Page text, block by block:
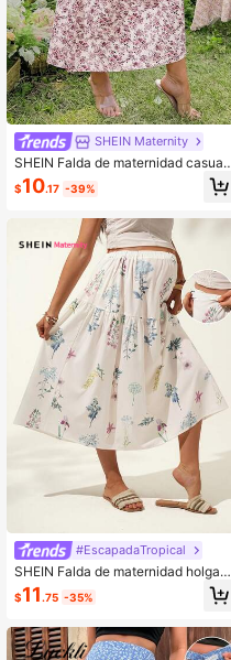
SHEIN Maternity
SHEIN Falda de maternidad casual
con estampado floral diminuto
$10.17 -39%
#EscapadaTropical
SHEIN Falda de maternidad holgad
a y cómoda con estampado floral y
cintura ajustable
$11 .75 -35%